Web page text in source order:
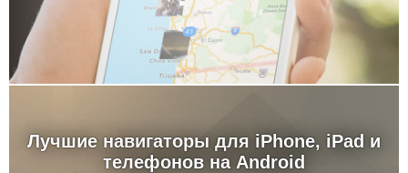
Лучшие навигаторы для iPhone, iPad и
телефонов на Android